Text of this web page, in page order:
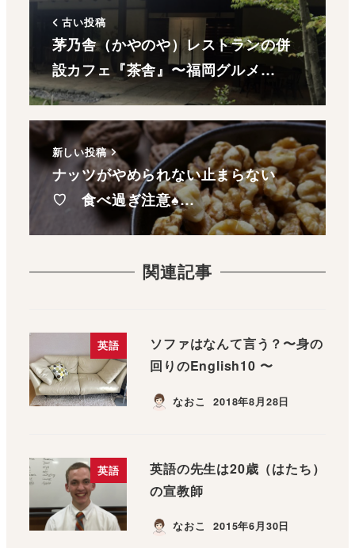
古い投稿
茅乃舎（かやのや）レストランの併
設カフェ『茶舎』〜福岡グルメ…
新しい投稿
ナッツがやめられない止まらない
♡ 食べ過ぎ注意♠…
関連記事
英語
ソファはなんて言う？〜身の
回りのEnglish10 〜
なおこ 2018年8月28日
英語
英語の先生は20歳（はたち）
の宣教師
なおこ 2015年6月30日